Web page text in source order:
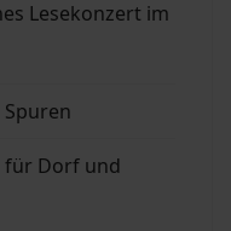
Lesekonzert im
für Dorf und